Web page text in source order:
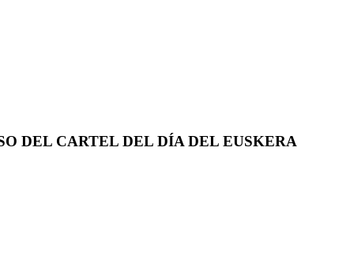
DEL CARTEL DEL DÍA DEL EUSKERA